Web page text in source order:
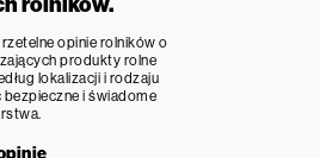
opinie rolników o
produkty rolne
lokalizacji i rodzaju
i świadome